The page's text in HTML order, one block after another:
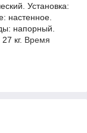
Установка:
настенное.
напорный.
кг. Время